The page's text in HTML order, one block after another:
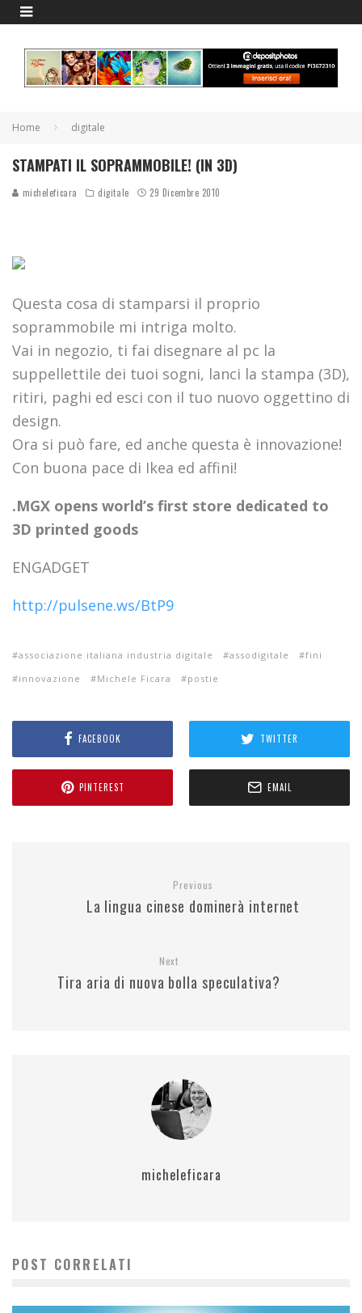
Home digitale
STAMPATI IL SOPRAMMOBILE! (IN 3D)
micheleficara digitale 29 Dicembre 2010
Questa cosa di stamparsi il proprio
soprammobile mi intriga molto.
Vai in negozio, ti fai disegnare al pc la
suppellettile dei tuoi sogni, lanci la stampa (3D),
ritiri, paghi ed esci con il tuo nuovo oggettino di
design.
Ora si può fare, ed anche questa è innovazione!
Con buona pace di Ikea ed affini!
.MGX opens world’s first store dedicated to
3D printed goods
ENGADGET
http://pulsene.ws/BtP9
associazione italiana industria digitale assodigitale
fini
innovazione
Michele Ficara postie
FACEBOOK TWITTER
PINTEREST EMAIL
Previous
La lingua cinese dominerà internet
Next
Tira aria di nuova bolla speculativa?
micheleficara
POST CORRELATI